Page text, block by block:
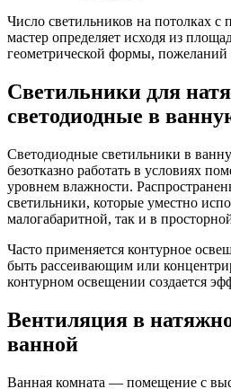
Число светильников на потолках с
мастер определяет исходя из
геометрической формы, пожеланий
Светильники для
светодиодные в
Светодиодные светильники в
безотказно работать в условиях
уровнем влажности.
светильники, которые уместно
малогабаритной, так и в
Часто применяется контурное
быть рассеивающим или
контурном освещении создается
Вентиляция в
ванной
Ванная комната — помещение с